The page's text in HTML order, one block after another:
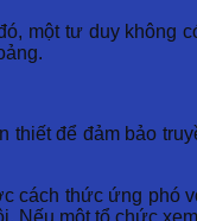
một tư duy
để đảm bảo
cách thức ứng
một tổ chức